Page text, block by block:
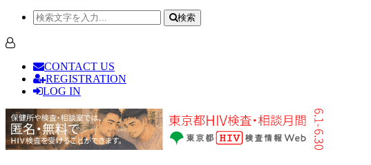
検索
CONTACT US
REGISTRATION
LOG IN